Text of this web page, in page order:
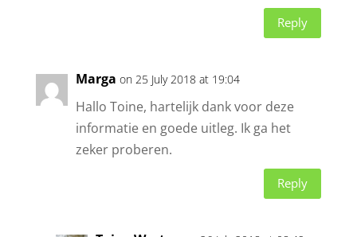
Reply
Marga on 25 July 2018 at 19:04
Hallo Toine, hartelijk dank voor deze
informatie en goede uitleg. Ik ga het
zeker proberen.
Reply